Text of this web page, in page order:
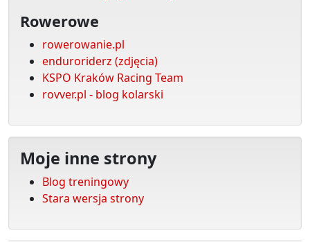
Rowerowe
rowerowanie.pl
enduroriderz (zdjęcia)
KSPO Kraków Racing Team
rovver.pl - blog kolarski
Moje inne strony
Blog treningowy
Stara wersja strony